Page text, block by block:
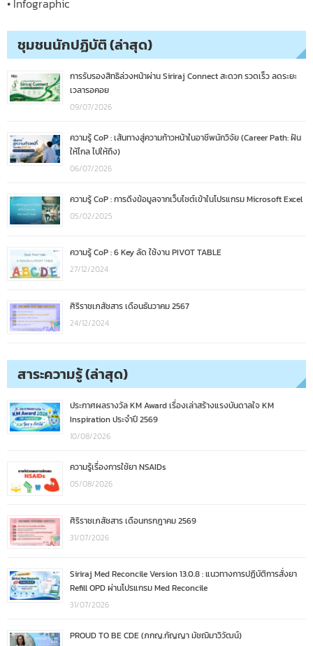
• Infographic
ชุมชนนักปฏิบัติ (ล่าสุด)
การรับรองสิทธิล่วงหน้าผ่าน Siriraj Connect สะดวก รวดเร็ว ลดระยะ
เวลารอคอย
09/07/2026
ความรู้ CoP : เส้นทางสู่ความก้าวหน้าในอาชีพนักวิจัย (Career Path: ฝัน
ให้ไกล ไปให้ถึง)
06/07/2026
ความรู้ CoP : การดึงข้อมูลจากเว็บไซต์เข้าในโปรแกรม Microsoft Excel
05/02/2025
ความรู้ CoP : 6 Key ลัด ใช้งาน PIVOT TABLE
27/12/2024
ศิริราชเภสัชสาร เดือนธันวาคม 2567
24/12/2024
สาระความรู้ (ล่าสุด)
ประกาศผลรางวัล KM Award เรื่องเล่าสร้างแรงบันดาลใจ KM
Inspiration ประจำปี 2569
10/08/2026
ความรู้เรื่องการใช้ยา NSAIDs
05/08/2026
ศิริราชเภสัชสาร เดือนกรกฎาคม 2569
31/07/2026
Siriraj Med Reconcile Version 13.0.8 : แนวทางการปฏิบัติการสั่งยา
Refill OPD ผ่านโปรแกรม Med Reconcile
31/07/2026
PROUD TO BE CDE (ภกญ.กัญญา มัชฌิมาวิวัฒน์)